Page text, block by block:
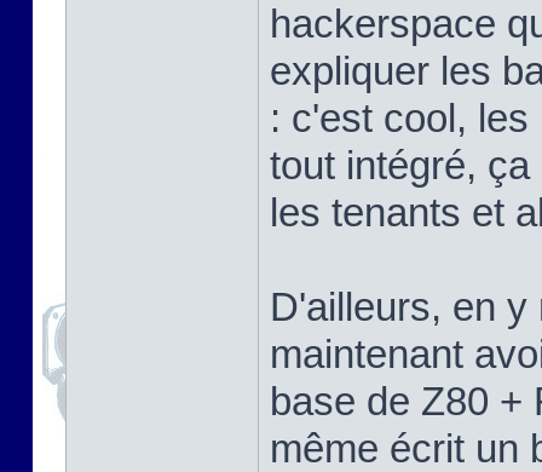
hackerspace
expliquer les
: c'est cool,
tout intégré,
les tenants et
D'ailleurs, en
maintenant
base de Z80 +
même écrit un